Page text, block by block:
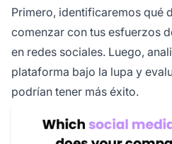
Primero, identificaremos qué
comenzar con tus esfuerzos
en redes sociales. Luego,
plataforma bajo la lupa y
podrían tener más éxito.